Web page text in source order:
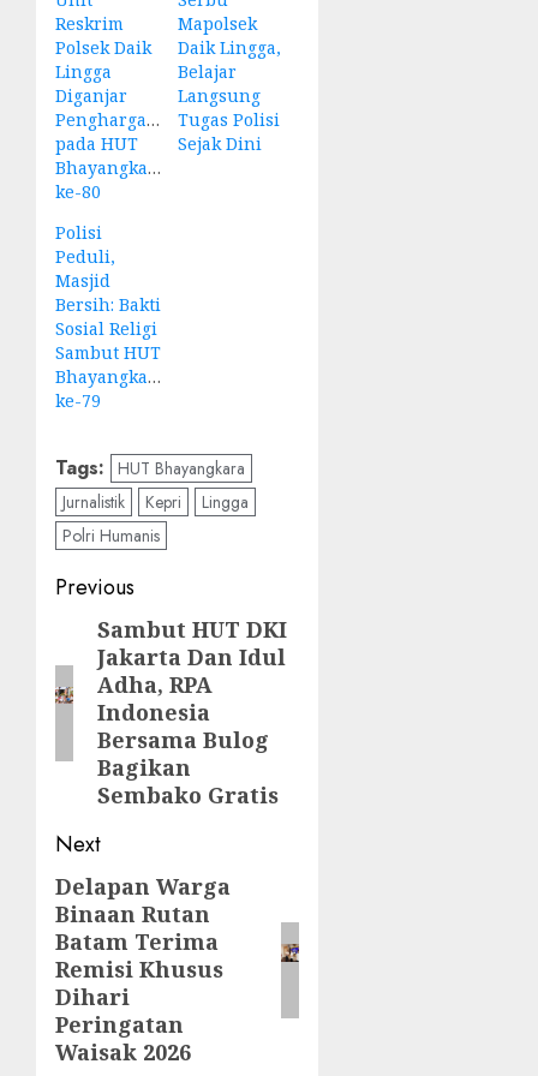
Reskrim
Polsek Daik
Lingga
Diganjar
Penghargaan
pada HUT
Bhayangkara
ke-80
Mapolsek
Daik Lingga,
Belajar
Langsung
Tugas Polisi
Sejak Dini
Polisi
Peduli,
Masjid
Bersih: Bakti
Sosial Religi
Sambut HUT
Bhayangkara
ke-79
Tags: HUT Bhayangkara
Jurnalistik
Kepri
Lingga
Polri Humanis
Post
navigation
Previous
Previous
post:
Sambut HUT DKI
Jakarta Dan Idul
Adha, RPA
Indonesia
Bersama Bulog
Bagikan
Sembako Gratis
Next
Next
post:
Delapan Warga
Binaan Rutan
Batam Terima
Remisi Khusus
Dihari
Peringatan
Waisak 2026